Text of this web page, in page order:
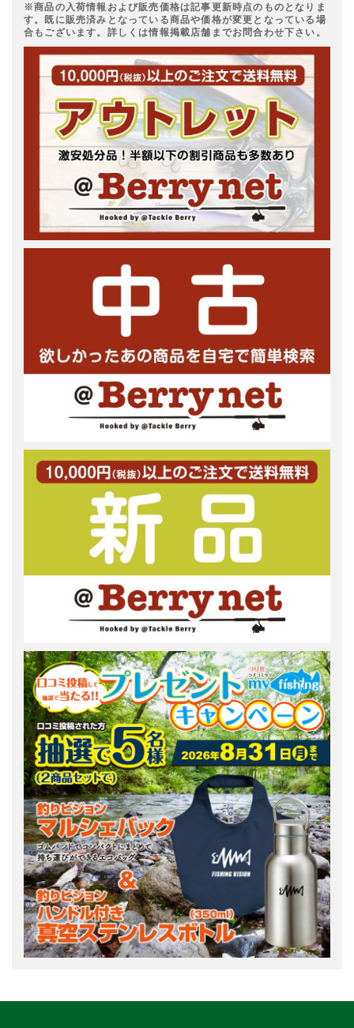
※商品の入荷情報および販売価格は記事更新時点のものとなりま
す。既に販売済みとなっている商品や価格が変更となっている場
合もございます。詳しくは情報掲載店舗までお問合わせ下さい。